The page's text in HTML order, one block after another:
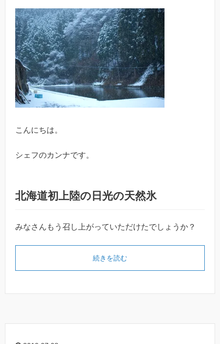
こんにちは。
シェフのカンナです。
北海道初上陸の日光の天然氷
みなさんもう召し上がっていただけたでしょうか？
続きを読む